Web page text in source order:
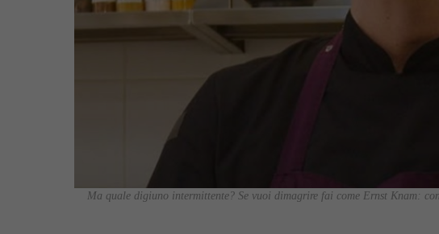
Ma quale digiuno intermittente? Se vuoi dimagrire fai come Ernst Knam: